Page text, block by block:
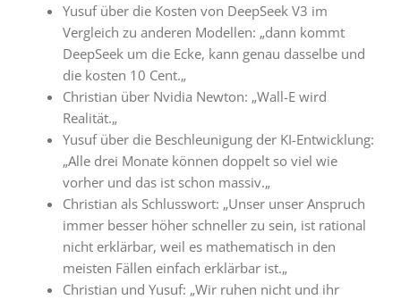
Yusuf über die Kosten von DeepSeek V3 im
Vergleich zu anderen Modellen: „dann kommt
DeepSeek um die Ecke, kann genau dasselbe und
die kosten 10 Cent.„
Christian über Nvidia Newton: „Wall-E wird
Realität.„
Yusuf über die Beschleunigung der KI-Entwicklung:
„Alle drei Monate können doppelt so viel wie
vorher und das ist schon massiv.„
Christian als Schlusswort: „Unser unser Anspruch
immer besser höher schneller zu sein, ist rational
nicht erklärbar, weil es mathematisch in den
meisten Fällen einfach erklärbar ist.„
Christian und Yusuf: „Wir ruhen nicht und ihr